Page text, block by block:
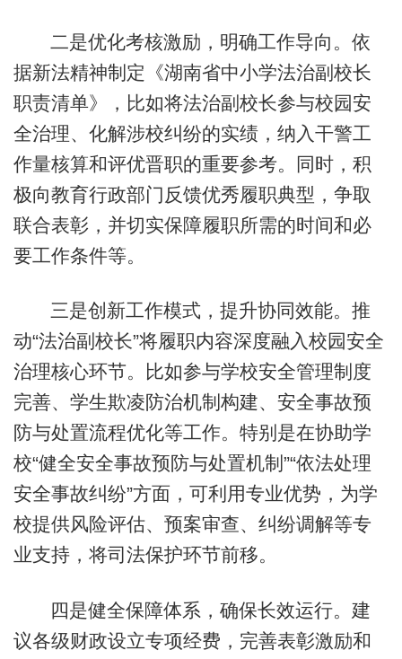
二是优化考核激励，明确工作导向。依
据新法精神制定《湖南省中小学法治副校长
职责清单》，比如将法治副校长参与校园安
全治理、化解涉校纠纷的实绩，纳入干警工
作量核算和评优晋职的重要参考。同时，积
极向教育行政部门反馈优秀履职典型，争取
联合表彰，并切实保障履职所需的时间和必
要工作条件等。
三是创新工作模式，提升协同效能。推
动“法治副校长”将履职内容深度融入校园安全
治理核心环节。比如参与学校安全管理制度
完善、学生欺凌防治机制构建、安全事故预
防与处置流程优化等工作。特别是在协助学
校“健全安全事故预防与处置机制”“依法处理
安全事故纠纷”方面，可利用专业优势，为学
校提供风险评估、预案审查、纠纷调解等专
业支持，将司法保护环节前移。
四是健全保障体系，确保长效运行。建
议各级财政设立专项经费，完善表彰激励和